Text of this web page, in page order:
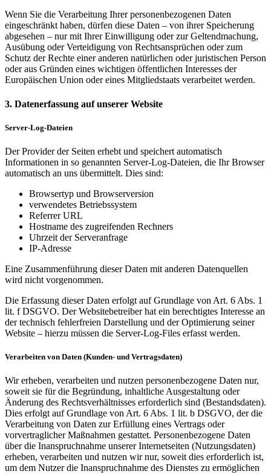
Wenn Sie die Verarbeitung Ihrer personenbezogenen Daten
eingeschränkt haben, dürfen diese Daten – von ihrer Speicherung
abgesehen – nur mit Ihrer Einwilligung oder zur Geltendmachung,
Ausübung oder Verteidigung von Rechtsansprüchen oder zum
Schutz der Rechte einer anderen natürlichen oder juristischen Person
oder aus Gründen eines wichtigen öffentlichen Interesses der
Europäischen Union oder eines Mitgliedstaats verarbeitet werden.
3. Datenerfassung auf unserer Website
Server-Log-Dateien
Der Provider der Seiten erhebt und speichert automatisch
Informationen in so genannten Server-Log-Dateien, die Ihr Browser
automatisch an uns übermittelt. Dies sind:
Browsertyp und Browserversion
verwendetes Betriebssystem
Referrer URL
Hostname des zugreifenden Rechners
Uhrzeit der Serveranfrage
IP-Adresse
Eine Zusammenführung dieser Daten mit anderen Datenquellen
wird nicht vorgenommen.
Die Erfassung dieser Daten erfolgt auf Grundlage von Art. 6 Abs. 1
lit. f DSGVO. Der Websitebetreiber hat ein berechtigtes Interesse an
der technisch fehlerfreien Darstellung und der Optimierung seiner
Website – hierzu müssen die Server-Log-Files erfasst werden.
Verarbeiten von Daten (Kunden- und Vertragsdaten)
Wir erheben, verarbeiten und nutzen personenbezogene Daten nur,
soweit sie für die Begründung, inhaltliche Ausgestaltung oder
Änderung des Rechtsverhältnisses erforderlich sind (Bestandsdaten).
Dies erfolgt auf Grundlage von Art. 6 Abs. 1 lit. b DSGVO, der die
Verarbeitung von Daten zur Erfüllung eines Vertrags oder
vorvertraglicher Maßnahmen gestattet. Personenbezogene Daten
über die Inanspruchnahme unserer Internetseiten (Nutzungsdaten)
erheben, verarbeiten und nutzen wir nur, soweit dies erforderlich ist,
um dem Nutzer die Inanspruchnahme des Dienstes zu ermöglichen